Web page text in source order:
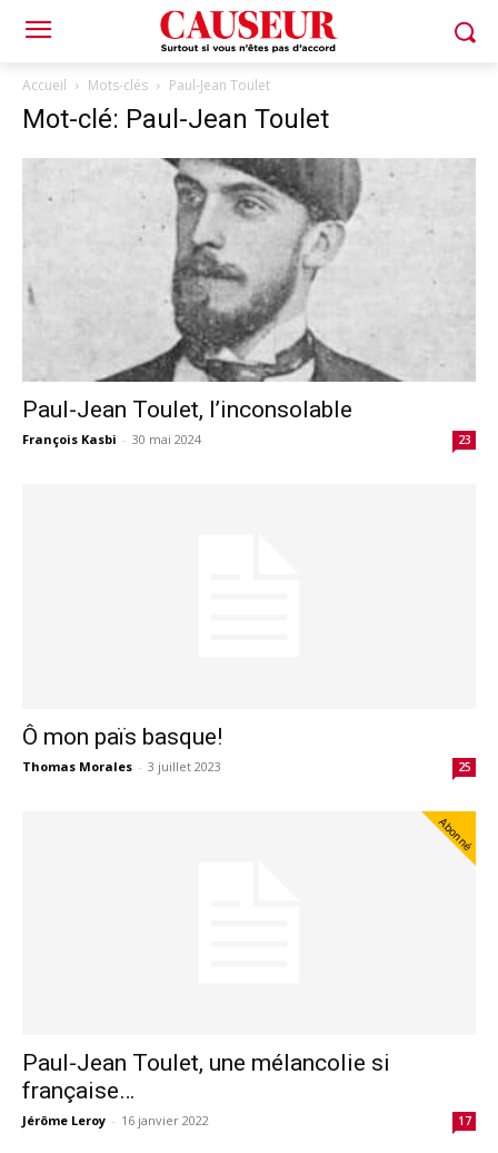
Accueil Mots-clés Paul-Jean Toulet
Mot-clé: Paul-Jean Toulet
Paul-Jean Toulet, l’inconsolable
François Kasbi - 30 mai 2024 23
Ô mon païs basque!
Thomas Morales - 3 juillet 2023 25
Abonné
Paul-Jean Toulet, une mélancolie si
française…
Jérôme Leroy - 16 janvier 2022 17